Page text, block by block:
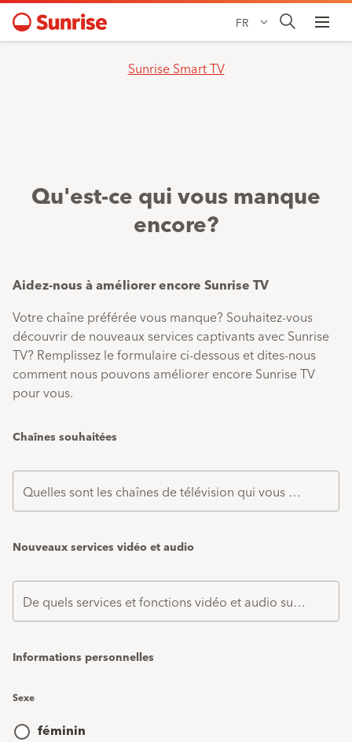
FR
Sunrise Smart TV
Qu'est-ce qui vous manque
encore?
Aidez-nous à améliorer encore Sunrise TV
Votre chaîne préférée vous manque? Souhaitez-vous
découvrir de nouveaux services captivants avec Sunrise
TV? Remplissez le formulaire ci-dessous et dites-nous
comment nous pouvons améliorer encore Sunrise TV
pour vous.
Chaînes souhaitées
Quelles sont les chaînes de télévision qui vous manquent?
Nouveaux services vidéo et audio
De quels services et fonctions vidéo et audio supplémentaires aimeriez-vous disposer avec Sunrise TV?
Informations personnelles
Sexe
féminin